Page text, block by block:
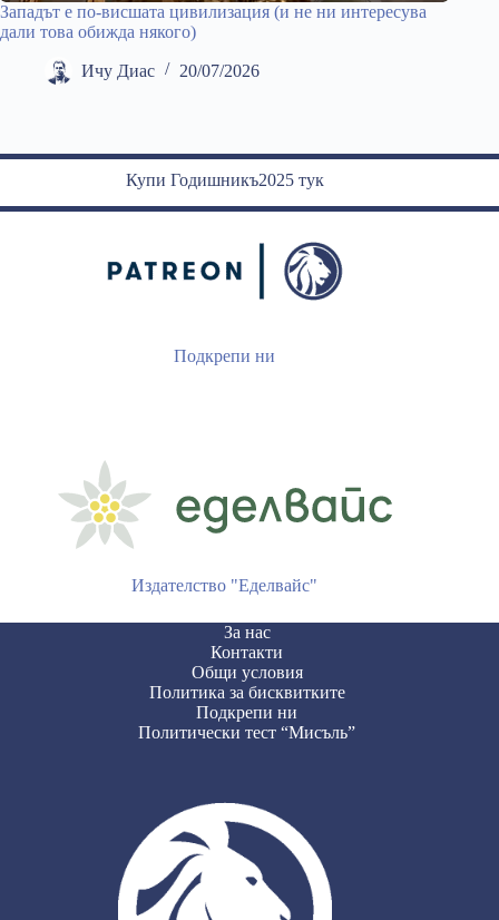
Западът е по-висшата цивилизация (и не ни интересува
дали това обижда някого)
Ичу Диас 20/07/2026
Купи Годишникъ2025 тук
Подкрепи ни
Издателство "Еделвайс"
За нас
Контакти
Общи условия
Политика за бисквитките
Подкрепи ни
Политически тест “Мисъль”